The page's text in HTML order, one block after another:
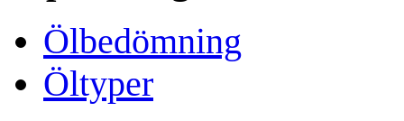
Ölbedömning
Öltyper